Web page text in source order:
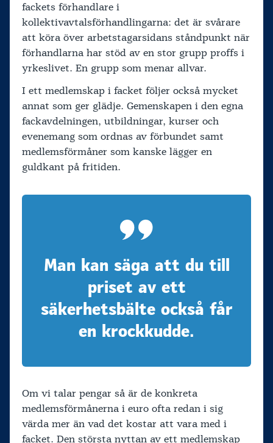
fackets förhandlare i
kollektivavtalsförhandlingarna: det är svårare
att köra över arbetstagarsidans ståndpunkt när
förhandlarna har stöd av en stor grupp proffs i
yrkeslivet. En grupp som menar allvar.
I ett medlemskap i facket följer också mycket
annat som ger glädje. Gemenskapen i den egna
fackavdelningen, utbildningar, kurser och
evenemang som ordnas av förbundet samt
medlemsförmåner som kanske lägger en
guldkant på fritiden.
Man kan säga att du till
priset av ett
säkerhetsbälte också får
en krockkudde.
Om vi talar pengar så är de konkreta
medlemsförmånerna i euro ofta redan i sig
värda mer än vad det kostar att vara med i
facket. Den största nyttan av ett medlemskap